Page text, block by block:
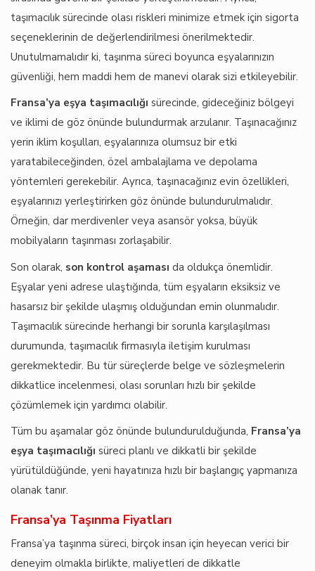
taşımacılık sürecinde olası riskleri minimize etmek için sigorta
seçeneklerinin de değerlendirilmesi önerilmektedir.
Unutulmamalıdır ki, taşınma süreci boyunca eşyalarınızın
güvenliği, hem maddi hem de manevi olarak sizi etkileyebilir.
Fransa’ya eşya taşımacılığı sürecinde, gideceğiniz bölgeyi
ve iklimi de göz önünde bulundurmak arzulanır. Taşınacağınız
yerin iklim koşulları, eşyalarınıza olumsuz bir etki
yaratabileceğinden, özel ambalajlama ve depolama
yöntemleri gerekebilir. Ayrıca, taşınacağınız evin özellikleri,
eşyalarınızı yerleştirirken göz önünde bulundurulmalıdır.
Örneğin, dar merdivenler veya asansör yoksa, büyük
mobilyaların taşınması zorlaşabilir.
Son olarak, son kontrol aşaması da oldukça önemlidir.
Eşyalar yeni adrese ulaştığında, tüm eşyaların eksiksiz ve
hasarsız bir şekilde ulaşmış olduğundan emin olunmalıdır.
Taşımacılık sürecinde herhangi bir sorunla karşılaşılması
durumunda, taşımacılık firmasıyla iletişim kurulması
gerekmektedir. Bu tür süreçlerde belge ve sözleşmelerin
dikkatlice incelenmesi, olası sorunları hızlı bir şekilde
çözümlemek için yardımcı olabilir.
Tüm bu aşamalar göz önünde bulundurulduğunda, Fransa’ya
eşya taşımacılığı süreci planlı ve dikkatli bir şekilde
yürütüldüğünde, yeni hayatınıza hızlı bir başlangıç yapmanıza
olanak tanır.
Fransa’ya Taşınma Fiyatları
Fransa’ya taşınma süreci, birçok insan için heyecan verici bir
deneyim olmakla birlikte, maliyetleri de dikkatle